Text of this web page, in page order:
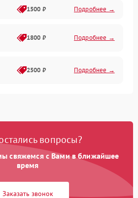
1500 ₽ Подробнее →
1800 ₽ Подробнее →
2500 ₽ Подробнее →
2200 ₽ Подробнее →
вопросы?
свяжемся с Вами в ближайшее
время
Заказать звонок